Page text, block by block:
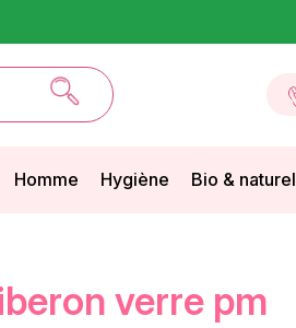
Homme Hygiène Bio & naturel